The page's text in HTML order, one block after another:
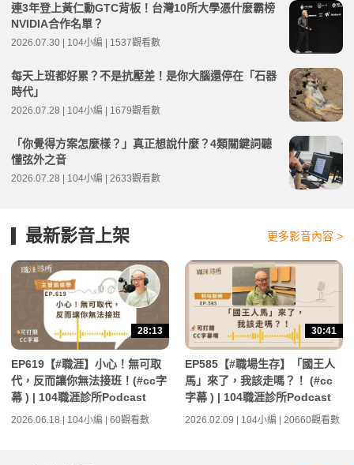
連3年登上黃仁勳GTC背板！台灣10所大學憑什麼霸榜
NVIDIA合作名單？
2026.07.30 | 104小編 | 1537觀看數
每天上班都好累？不是抗壓差！是你大腦還停在「石器
時代」
2026.07.28 | 104小編 | 1679觀看數
「你覺得方案怎麼樣？」真正想說什麼？4類關鍵詞聽
懂弦外之音
2026.07.28 | 104小編 | 2633觀看數
最新影音上架 更多影音內容 >
28:13
EP619【#職涯】小心！無可取
代，反而讓你無法接班！(#cc字
幕 ) | 104職涯診所Podcast
2026.06.18 | 104小編 | 60觀看數
30:41
EP585【#職場生存】「國王人
馬」來了，我該走嗎？！ (#cc
字幕 ) | 104職涯診所Podcast
2026.02.09 | 104小編 | 20660觀看數